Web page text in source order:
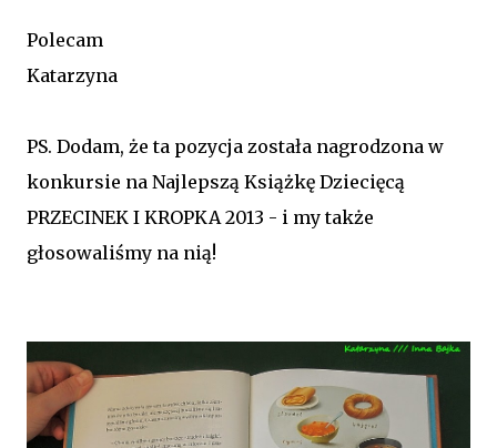
Polecam
Katarzyna
PS. Dodam, że ta pozycja została nagrodzona w
konkursie na Najlepszą Książkę Dziecięcą
PRZECINEK I KROPKA 2013 - i my także
głosowaliśmy na nią!